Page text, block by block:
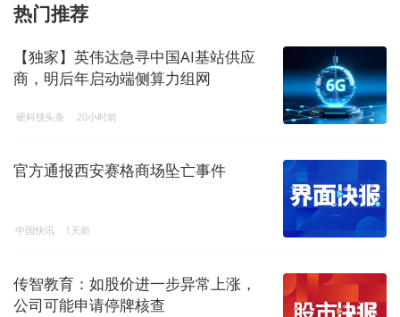
热门推荐
【独家】英伟达急寻中国AI基站供应
商，明后年启动端侧算力组网
硬科技头条 20小时前
官方通报西安赛格商场坠亡事件
中国快讯 1天前
传智教育：如股价进一步异常上涨，
公司可能申请停牌核查